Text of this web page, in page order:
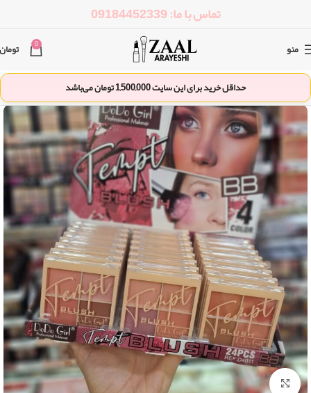
تماس با ما: 09184452339
منو 0 تومان
حداقل خرید برای این سایت1,500,000تومان می‌باشد
بزرگنمایی تصویر